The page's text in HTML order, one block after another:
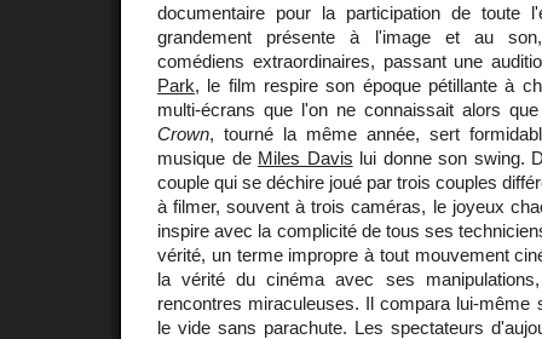
documentaire pour la participation de toute
grandement présente à l'image et au
comédiens extraordinaires, passant une
Park, le film respire son époque pétillante à
multi-écrans que l'on ne connaissait alors
Crown, tourné la même année, sert
musique de Miles Davis lui donne son swing.
couple qui se déchire joué par trois couples
à filmer, souvent à trois caméras, le joyeux
inspire avec la complicité de tous ses
vérité, un terme impropre à tout mouvement
la vérité du cinéma avec ses
rencontres miraculeuses. Il compara lui-même
le vide sans parachute. Les spectateurs